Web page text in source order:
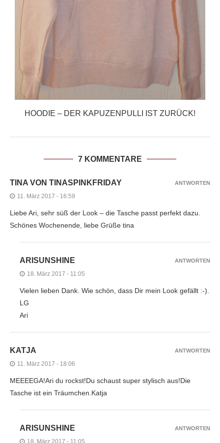
HOODIE – DER KAPUZENPULLI IST ZURÜCK!
7 KOMMENTARE
TINA VON TINASPINKFRIDAY
11. März 2017 - 16:59
Liebe Ari, sehr süß der Look – die Tasche passt perfekt dazu.
Schönes Wochenende, liebe Grüße tina
ANTWORTEN
ARISUNSHINE
18. März 2017 - 11:05
Vielen lieben Dank. Wie schön, dass Dir mein Look gefällt :-).
LG
Ari
ANTWORTEN
KATJA
11. März 2017 - 18:06
MEEEEGA!Ari du rockst!Du schaust super stylisch aus!Die
Tasche ist ein Träumchen.Katja
ANTWORTEN
ARISUNSHINE
18. März 2017 - 11:05
ANTWORTEN